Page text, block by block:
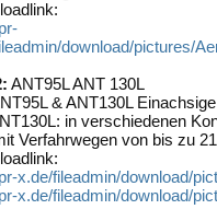
download/pictures/
ANT95L ANT 130L
& ANT130L
in verschiedenen
Verfahrwegen von bis zu
x.de/fileadmin/download/
x.de/fileadmin/download/